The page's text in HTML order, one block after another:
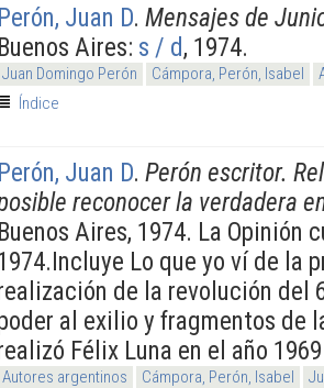
Perón, Juan D. Mensajes de
Buenos Aires: s / d, 1974.
Juan Domingo Perón Cámpora, Perón, Isabel
Índice
Perón, Juan D. Perón escritor.
reconocer la verdadera
Buenos Aires, 1974. La Opinión
Lo que yo ví de la
de la revolución del
al exilio y fragmentos de
Félix Luna en el año 1969
Autores argentinos Cámpora, Perón, Isabel